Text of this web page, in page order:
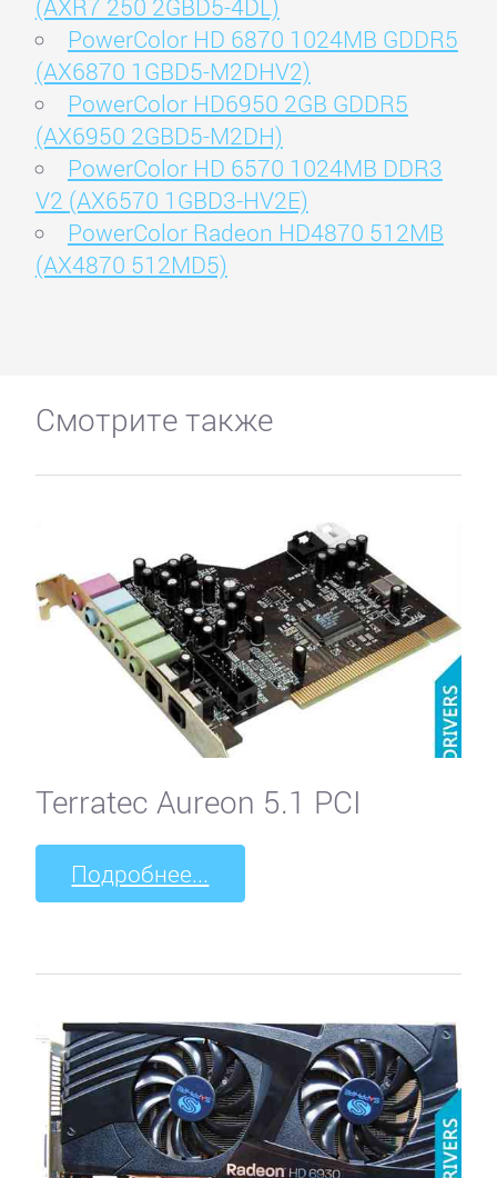
(AXR7 250 2GBD5-4DL)
PowerColor HD 6870 1024MB GDDR5
(AX6870 1GBD5-M2DHV2)
PowerColor HD6950 2GB GDDR5
(AX6950 2GBD5-M2DH)
PowerColor HD 6570 1024MB DDR3
V2 (AX6570 1GBD3-HV2E)
PowerColor Radeon HD4870 512MB
(AX4870 512MD5)
Смотрите также
Terratec Aureon 5.1 PCI
Подробнее...